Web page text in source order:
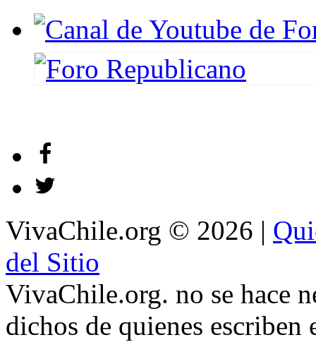
VivaChile.org © 2026 |
del Sitio
VivaChile.org. no se hace
dichos de quienes escriben